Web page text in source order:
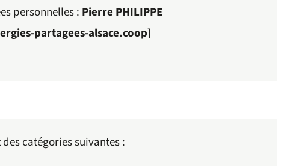
personnelles : Pierre PHILIPPE
partagees-alsace.coop]
catégories suivantes :